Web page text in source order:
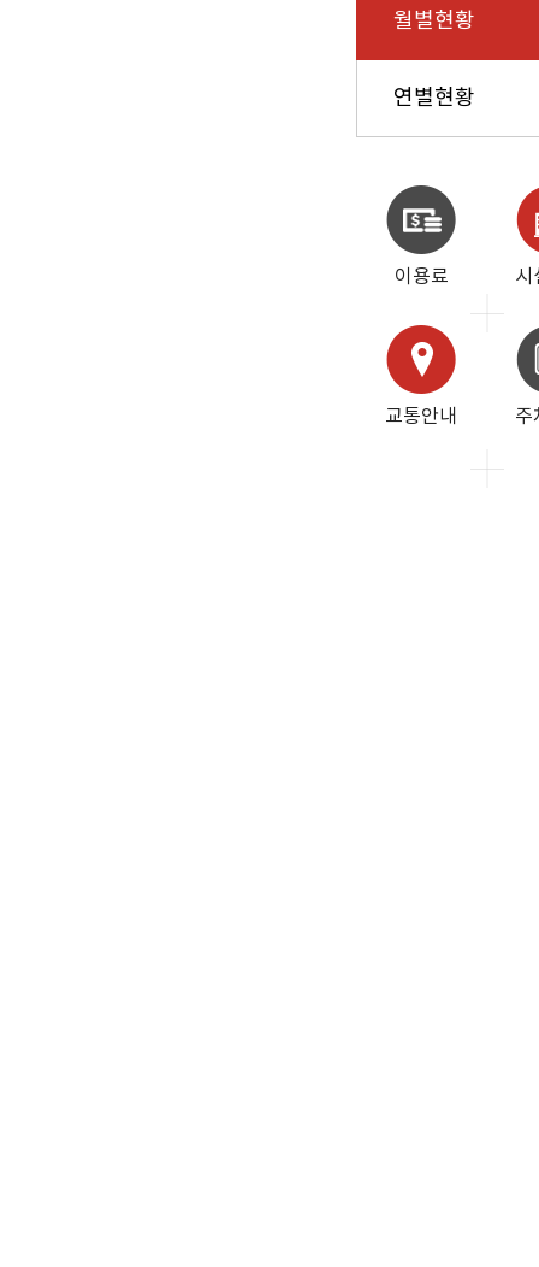
월별현황
연별현황
이용료 시
교통안내 주